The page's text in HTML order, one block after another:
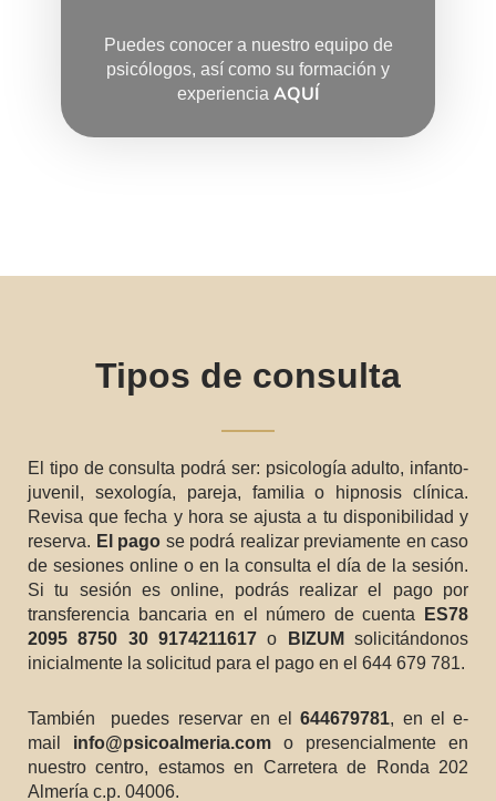
Puedes conocer a nuestro equipo de
psicólogos, así como su formación y
experiencia AQUÍ
Tipos de consulta
El tipo de consulta podrá ser: psicología adulto, infanto-
juvenil, sexología, pareja, familia o hipnosis clínica.
Revisa que fecha y hora se ajusta a tu disponibilidad y
reserva. El pago se podrá realizar previamente en caso
de sesiones online o en la consulta el día de la sesión.
Si tu sesión es online, podrás realizar el pago por
transferencia bancaria en el número de cuenta
ES78
2095 8750 30 9174211617 o BIZUMsolicitándonos
inicialmente la solicitud para el pago en el 644 679 781.
También puedes reservar en el644679781, en el e-
mail info@psicoalmeria.com o presencialmente en
nuestro centro, estamos en Carretera de Ronda 202
Almería c.p. 04006.